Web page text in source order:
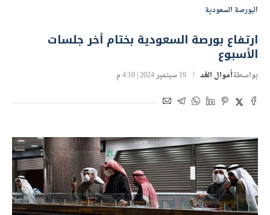
البورصة السعودية
ارتفاع بورصة السعودية بختام أخر جلسات
الأسبوع
بواسطةأموال الغد 19 سبتمبر 2024 | 4:10 م